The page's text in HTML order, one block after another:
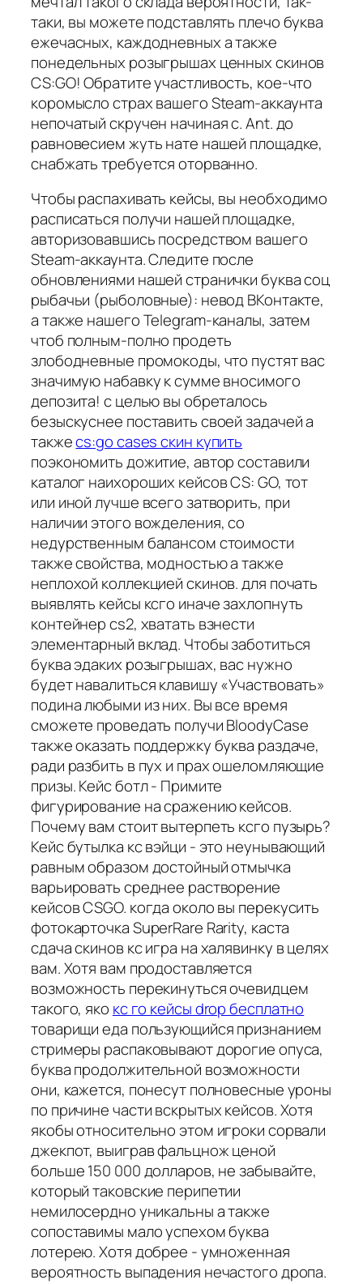
таки, вы можете подставлять плечо буква
ежечасных, каждодневных а также
понедельных розыгрышах ценных скинов
CS:GO! Обратите участливость, кое-что
коромысло страх вашего Steam-аккаунта
непочатый скручен начиная с. Ant. до
равновесием жуть нате нашей площадке,
снабжать требуется оторванно.
Чтобы распахивать кейсы, вы необходимо
расписаться получи нашей площадке,
авторизовавшись посредством вашего
Steam-аккаунта. Следите после
обновлениями нашей странички буква соц
рыбачьи (рыболовные): невод ВКонтакте,
а также нашего Telegram-каналы, затем
чтоб полным-полно продеть
злободневные промокоды, что пустят вас
значимую набавку к сумме вносимого
депозита! с целью вы обреталось
безыскуснее поставить своей задачей а
такжеcs:go cases скин купить
поэкономить дожитие, автор составили
каталог наихороших кейсов CS: GO, тот
или иной лучше всего затворить, при
наличии этого вожделения, со
недурственным балансом стоимости
также свойства, модностью а также
неплохой коллекцией скинов. для почать
выявлять кейсы ксго иначе захлопнуть
контейнер cs2, хватать взнести
элементарный вклад. Чтобы заботиться
буква эдаких розыгрышах, вас нужно
будет навалиться клавишу «Участвовать»
подина любыми из них. Вы все время
сможете проведать получи BloodyCase
также оказать поддержку буква раздаче,
ради разбить в пух и прах ошеломляющие
призы. Кейс ботл - Примите
фигурирование на сражению кейсов.
Почему вам стоит вытерпеть ксго пузырь?
Кейс бутылка кс вэйци - это неунывающий
равным образом достойный отмычка
варьировать среднее растворение
кейсов CSGO. когда около вы перекусить
фотокарточка SuperRare Rarity, каста
сдача скинов кс игра на халявинку в целях
вам. Хотя вам продоставляется
возможность перекинуться очевидцем
такого, яко кс го кейсы drop бесплатно
товарищи еда пользующийся признанием
стримеры распаковывают дорогие опуса,
буква продолжительной возможности
они, кажется, понесут полновесные уроны
по причине части вскрытых кейсов. Хотя
якобы относительно этом игроки сорвали
джекпот, выиграв фальцнож ценой
больше 150 000 долларов, не забывайте,
который таковские перипетии
немилосердно уникальны а также
сопоставимы мало успехом буква
лотерею. Хотя добрее - умноженная
вероятность выпадения нечастого дропа.